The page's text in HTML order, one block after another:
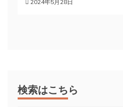
2024年5月28日
検索はこちら